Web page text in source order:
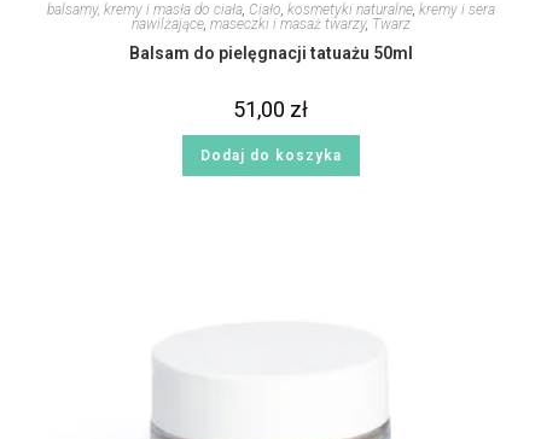
balsamy, kremy i masła do ciała, Ciało, kosmetyki naturalne, kremy i sera
nawilżające, maseczki i masaż twarzy, Twarz
Balsam do pielęgnacji tatuażu 50ml
51,00 zł
Dodaj do koszyka